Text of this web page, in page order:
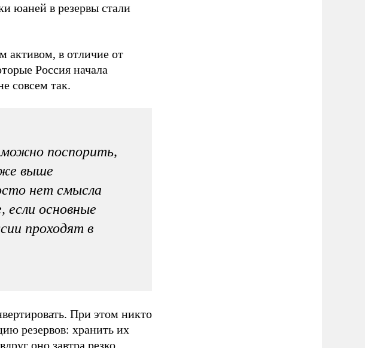
юаней в резервы стали
активом, в отличие от
Россия начала
совсем так.
поспорить,
выше
нет смысла
если основные
проходят в
При этом никто
резервов: хранить их
оно завтра резко